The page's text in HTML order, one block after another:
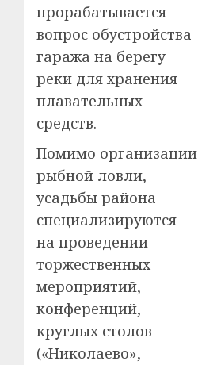
прорабатывается
вопрос обустройства
гаража на берегу
реки для хранения
плавательных
средств.
Помимо организации
рыбной ловли,
усадьбы района
специализируются
на проведении
торжественных
мероприятий,
конференций,
круглых столов
(«Николаево»,